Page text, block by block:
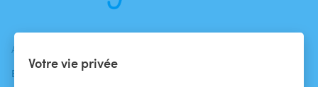
Votre vie privée
ACTUALITÉS
Blog